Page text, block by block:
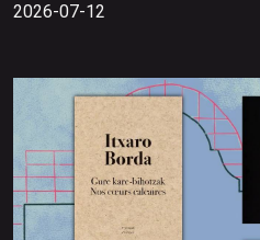
2026-07-12